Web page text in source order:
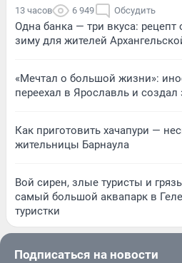
13 часов 6 949 Обсудить
Одна банка — три вкуса: рецепт
зиму для жителей
«Мечтал о большой жизни»:
переехал в Ярославль и
Как приготовить хачапури —
жительницы Барнаула
Вой сирен, злые туристы и
самый большой аквапарк в
туристки
Подписаться на новости